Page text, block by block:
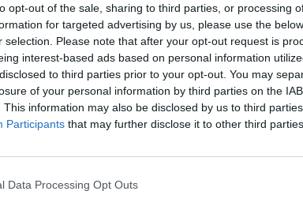
opt-out of the sale, sharing to third parties, or processing
for targeted advertising by us, please use the
selection. Please note that after your opt-out request is
interest-based ads based on personal information
to third parties prior to your opt-out. You may
of your personal information by third parties on the
This information may also be disclosed by us to third
Participants that may further disclose it to other third parties.
Data Processing Opt Outs
salate
ricette diaperitivi e antipasti
con gusto e originalità! Tante idee
un pranzo in grande stile.